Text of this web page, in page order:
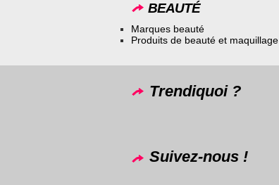
BEAUTÉ
Marques beauté
Produits de beauté et maquillage
Trendiquoi ?
Suivez-nous !